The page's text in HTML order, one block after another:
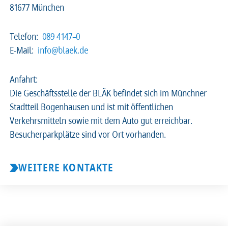
81677 München
Telefon: 089 4147–0
E-Mail: info@blaek.de
Anfahrt:
Die Geschäftsstelle der BLÄK befindet sich im Münchner
Stadtteil Bogenhausen und ist mit öffentlichen
Verkehrsmitteln sowie mit dem Auto gut erreichbar.
Besucherparkplätze sind vor Ort vorhanden.
WEITERE KONTAKTE